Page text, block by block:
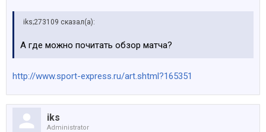
iks;273109 сказал(а):
А где можно почитать обзор матча?
http://www.sport-express.ru/art.shtml?165351
iks
Administrator